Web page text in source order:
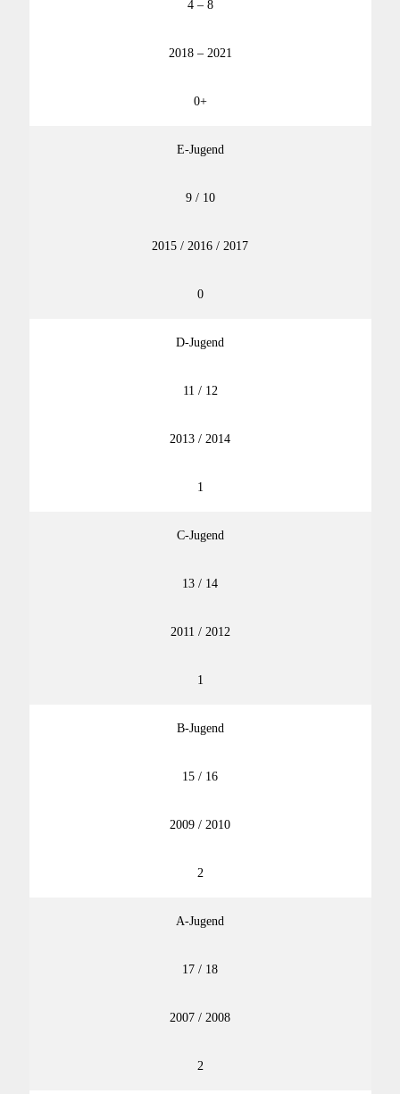
4 – 8
2018 – 2021
0+
E-Jugend
9 / 10
2015 / 2016 / 2017
0
D-Jugend
11 / 12
2013 / 2014
1
C-Jugend
13 / 14
2011 / 2012
1
B-Jugend
15 / 16
2009 / 2010
2
A-Jugend
17 / 18
2007 / 2008
2